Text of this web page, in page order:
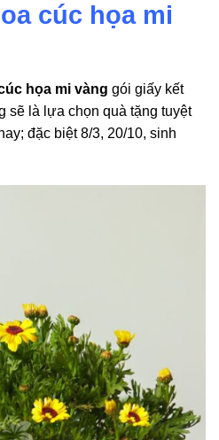
cúc họa mi
họa mi vàng gói giấy kết
sẽ là lựa chọn quà tặng tuyệt
đặc biệt 8/3, 20/10, sinh